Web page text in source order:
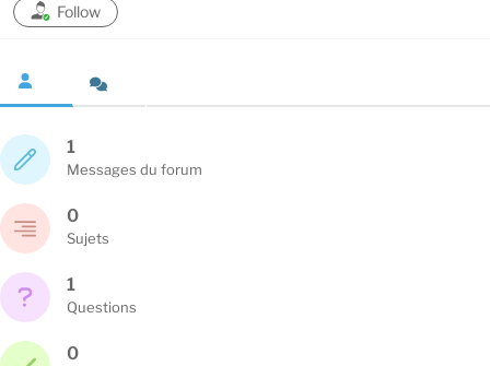
Follow
1
Messages du forum
0
Sujets
1
Questions
0